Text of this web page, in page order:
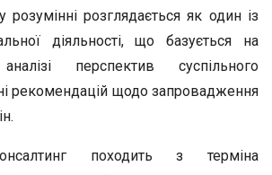
розглядається як один із
діяльності, що базується на
перспектив суспільного
рекомендацій щодо запровадження
походить з терміна